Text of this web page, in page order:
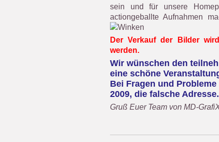
sein und für unsere
actiongeballte Aufnahmen
Der Verkauf der Bilder
werden.
Wir wünschen den
eine schöne
Bei Fragen und
2009, die falsche Adresse.
Gruß Euer Team von MD-